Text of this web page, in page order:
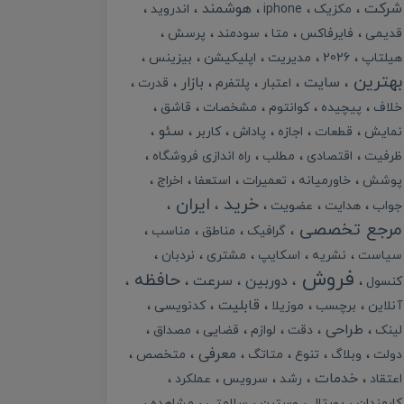
شرکت مکزیک iphone هوشمند
اندروید
قدیمی
فایرفاکس متا سودمند
پرسش
هیلتاپ
2026 مدیریت اپلیکیشن بیزینس
بهترین سایت اعتبار پلتفرم بازار
قدرت
خلاف
پیچیده کوانتوم مشخصات
قاشق
نمایش
قطعات اجازه پاداش کاربر سئو
ظرفیت اقتصادی مطلب
راه اندازی فروشگاه
پوشش
خاورمیانه تعمیرات استعفا
اخراج
جواب
هدایت عضویت خرید
ایران
مرجع تخصصی
گرافیک مناطق
مناسب
سیاست
نشریه اسکایپ مشتری
نردبان
کنسول
فروش دوربین سرعت حافظه
آنلاین برچسب موزیلا قابلیت
کدنویسی
لینک
طراحی دقت لوازم قضایی
مصداق
دولت
وبلاگ تنوع متاتگ معرفی
متخصص
اعتقاد
خدمات رشد سرویس
عملکرد